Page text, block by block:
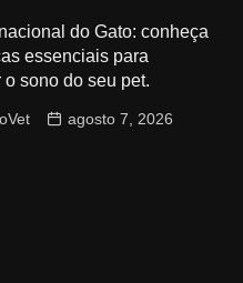
do Gato: conheça
essenciais para
o sono do seu pet.
agosto 7, 2026